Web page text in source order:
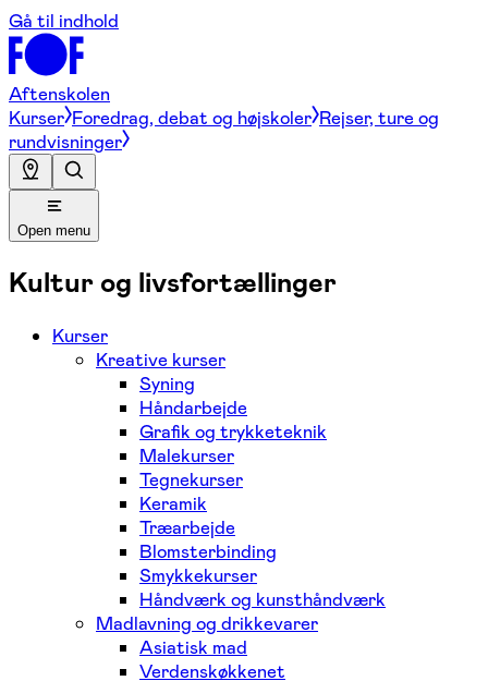
Gå til indhold
Aftenskolen
Kurser Foredrag, debat og højskoler Rejser, ture og
rundvisninger
Open menu
Kultur og livsfortællinger
Kurser
Kreative kurser
Syning
Håndarbejde
Grafik og trykketeknik
Malekurser
Tegnekurser
Keramik
Træarbejde
Blomsterbinding
Smykkekurser
Håndværk og kunsthåndværk
Madlavning og drikkevarer
Asiatisk mad
Verdenskøkkenet